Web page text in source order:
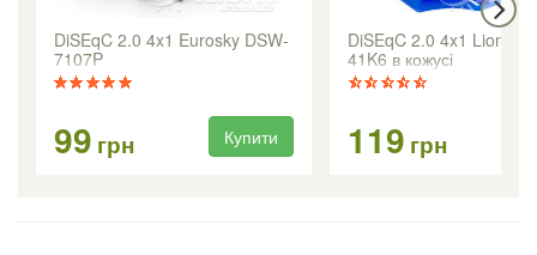
DiSEqC 2.0 4x1 Eurosky DSW-
7107P
99 грн Купити
DiSEqC 2.0 4x1 Lionsat
41K6 в кожусі
119 грн